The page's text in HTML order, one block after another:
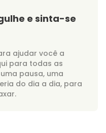
e sinta-se
ajudar você a
para todas as
pausa, uma
do dia a dia, para